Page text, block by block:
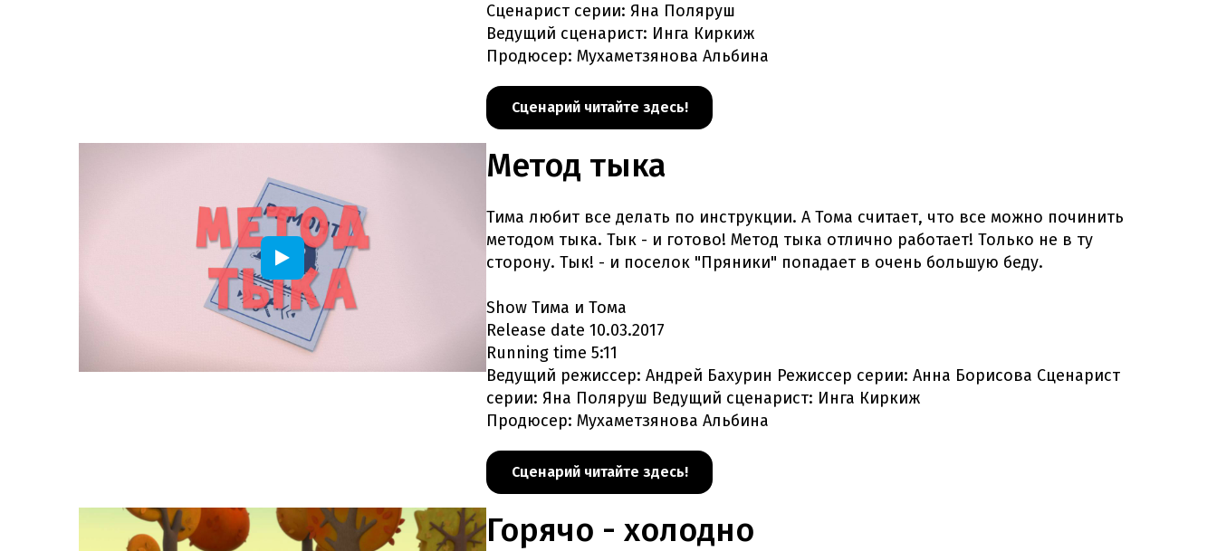
Сценарист серии: Яна Поляруш
Ведущий сценарист: Инга Киркиж
Продюсер: Мухаметзянова Альбина
Сценарий читайте здесь!
Метод тыка
Тима любит все делать по инструкции. А Тома считает, что все можно починить
методом тыка. Тык - и готово! Метод тыка отлично работает! Только не в ту
сторону. Тык! - и поселок "Пряники" попадает в очень большую беду.
Show Тима и Тома
Release date 10.03.2017
Running time 5:11
Ведущий режиссер: Андрей Бахурин Режиссер серии: Анна Борисова Сценарист
серии: Яна Поляруш Ведущий сценарист: Инга Киркиж
Продюсер: Мухаметзянова Альбина
Сценарий читайте здесь!
Горячо - холодно